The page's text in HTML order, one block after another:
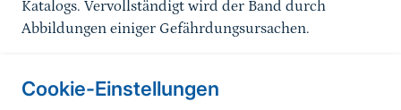
Cookie-Einstellungen
Katalogs. Vervollständigt wird der Band durch
Abbildungen einiger Gefährdungsursachen.
Informationen zur Seite